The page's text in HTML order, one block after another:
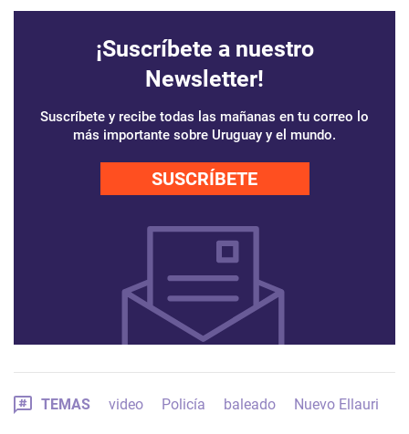
¡Suscríbete a nuestro
Newsletter!
Suscríbete y recibe todas las mañanas en tu correo lo
más importante sobre Uruguay y el mundo.
SUSCRÍBETE
TEMAS video Policía baleado Nuevo Ellauri